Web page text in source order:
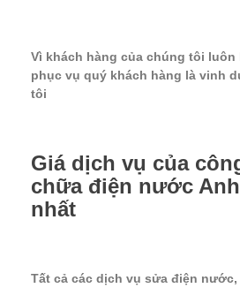
Vì khách hàng của chúng tôi
phục vụ quý khách hàng là vinh
tôi
Giá dịch vụ của
chữa điện nước
nhất
Tất cả các dịch vụ sửa điện